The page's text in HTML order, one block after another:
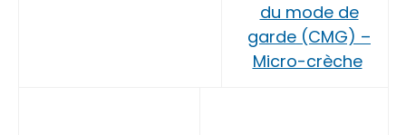
du mode de
garde (CMG) –
Micro-crèche